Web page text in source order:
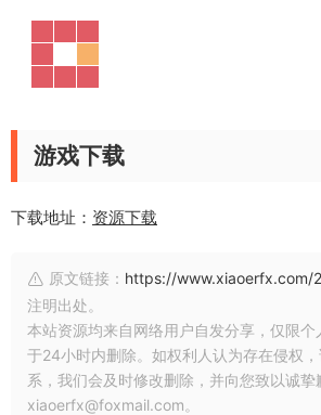
游戏下载
下载地址： 资源下载
原文链接： https://www.xiaoerfx.com/
注明出处。
本站资源均来自网络用户自发分享，仅限
于24小时内删除。如权利人认为存在侵权
系，我们会及时修改删除，并向您致以诚挚
xiaoerfx@foxmail.com。